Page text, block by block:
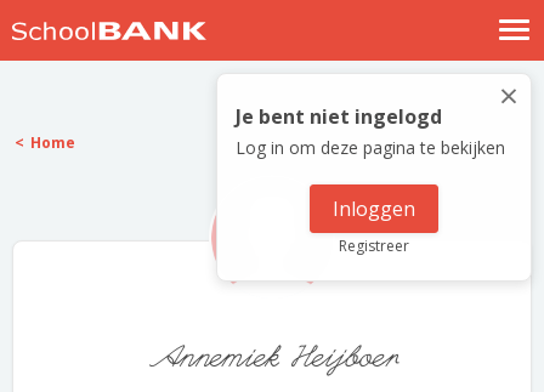
Nostalgische verhalen
Log in
Meld je gratis aan
×
Je bent niet ingelogd
Log in om deze pagina te bekijken
Inloggen
Registreer
Home
Annemiek Heijboer